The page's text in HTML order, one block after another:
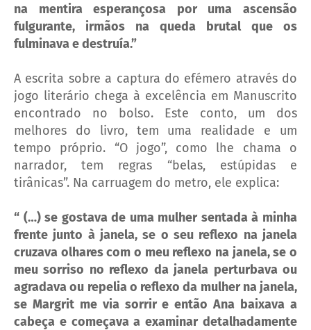
na mentira esperançosa por uma ascensão
fulgurante, irmãos na queda brutal que os
fulminava e destruía.”
A escrita sobre a captura do efémero através do
jogo literário chega à excelência em Manuscrito
encontrado no bolso. Este conto, um dos
melhores do livro, tem uma realidade e um
tempo próprio. “O jogo”, como lhe chama o
narrador, tem regras “belas, estúpidas e
tirânicas”. Na carruagem do metro, ele explica:
“ (…) se gostava de uma mulher sentada à minha
frente junto à janela, se o seu reflexo na janela
cruzava olhares com o meu reflexo na janela, se o
meu sorriso no reflexo da janela perturbava ou
agradava ou repelia o reflexo da mulher na janela,
se Margrit me via sorrir e então Ana baixava a
cabeça e começava a examinar detalhadamente